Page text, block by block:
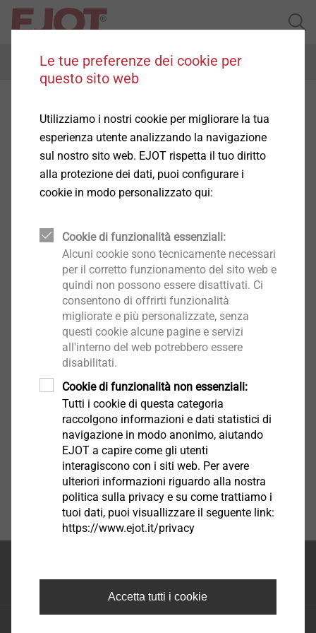
Menu
Downloads Facciate Ventilate
Certificazioni Facciate Ventilate
Dichiarazioni di Conformità
Certificati
Le tue preferenze dei cookie per
questo sito web
Utilizziamo i nostri cookie per migliorare la tua
esperienza utente analizzando la navigazione
sul nostro sito web. EJOT rispetta il tuo diritto
alla protezione dei dati, puoi configurare i
cookie in modo personalizzato qui:
Cookie di funzionalità essenziali:
Alcuni cookie sono tecnicamente necessari
per il corretto funzionamento del sito web e
quindi non possono essere disattivati. Ci
consentono di offrirti funzionalità
migliorate e più personalizzate, senza
questi cookie alcune pagine e servizi
all'interno del web potrebbero essere
disabilitati.
Cookie di funzionalità non essenziali:
Tutti i cookie di questa categoria
raccolgono informazioni e dati statistici di
navigazione in modo anonimo, aiutando
EJOT a capire come gli utenti
interagiscono con i siti web. Per avere
ulteriori informazioni riguardo alla nostra
politica sulla privacy e su come trattiamo i
tuoi dati, puoi visuallizzare il seguente link:
https://www.ejot.it/privacy
Accetta tutti i cookie